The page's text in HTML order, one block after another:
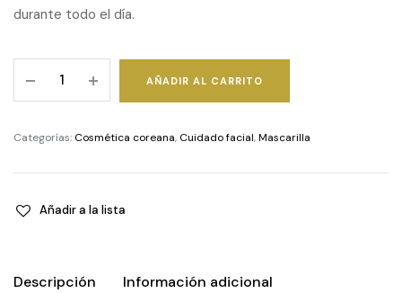
durante todo el día.
Time
caracol
Mascarilla
AÑADIR AL CARRITO
Categorías: Cosmética coreana, Cuidado facial,Mascarilla
Añadir a la lista
Descripción
Información adicional